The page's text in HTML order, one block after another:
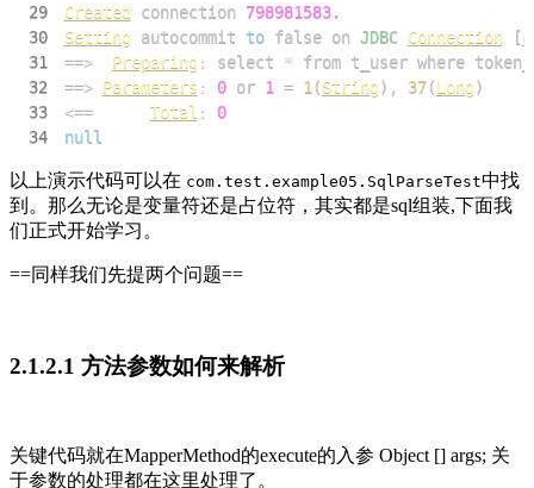
29
Created connection 798981583.
30
Setting autocommit to false on JDBC Connection [
31
==> Preparing : select * from t_user where
32
==> Parameters : 0 or 1 = 1 (String) , 37(Long)
33
<== Total :
0
34
null
以上演示代码可以在 com.test.example05.SqlParseTest中找
到。那么无论是变量符还是占位符，其实都是sql组装,下面我
们正式开始学习。
==同样我们先提两个问题==
2.1.2.1 方法参数如何来解析
关键代码就在MapperMethod的execute的入参 Object [] args; 关
于参数的处理都在这里处理了。